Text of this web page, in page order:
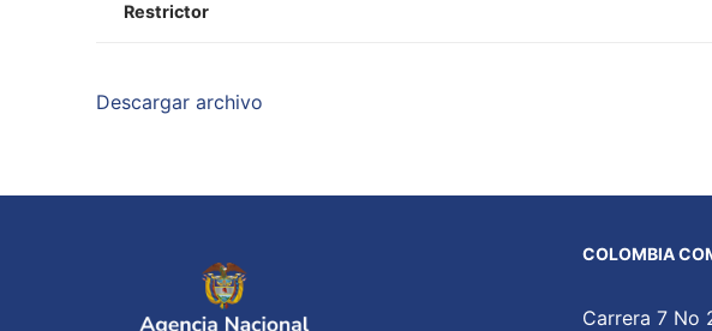
Restrictor
Descargar archivo
COLOMBIA
Carrera 7 No